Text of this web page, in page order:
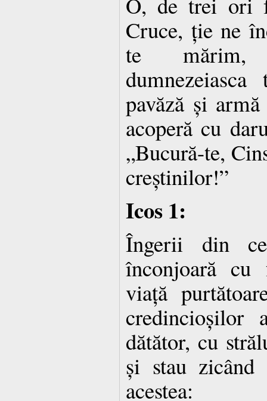
Cruce, ție ne
te mărim,
pavăză și
acoperă cu
„Bucură-te,
creștinilor!”
Icos 1:
Îngerii din
înconjoară
viață
credincioșilor
dătător, cu
și stau zicând
acestea: